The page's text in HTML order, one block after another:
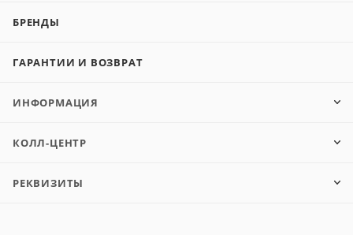
БРЕНДЫ
ГАРАНТИИ И ВОЗВРАТ
ИНФОРМАЦИЯ
КОЛЛ-ЦЕНТР
РЕКВИЗИТЫ